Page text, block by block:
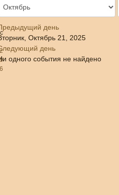
день
Октябрь 21, 2025
день
одного события не найдено